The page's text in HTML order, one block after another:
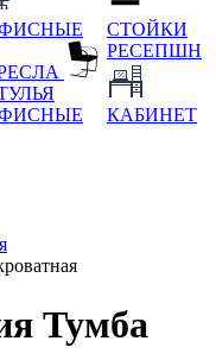
СТОЙКИ
РЕСЕПШН
КАБИНЕТ
Тумба